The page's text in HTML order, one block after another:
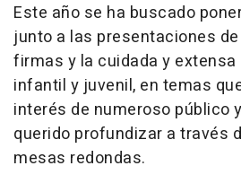
Este año se ha buscado
junto a las presentaciones
firmas y la cuidada y
infantil y juvenil, en temas
interés de numeroso público
querido profundizar a través
mesas redondas.